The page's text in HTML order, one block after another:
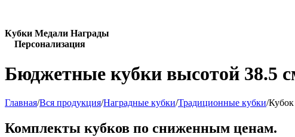
Кубки Медали Награды
Персонализация
Бюджетные кубки высотой 38.5
Главная/Вся продукция/Наградные кубки/Традиционные кубки/
Комплекты кубков по сниженным ценам.